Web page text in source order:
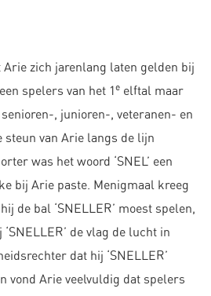
zich jarenlang laten gelden bij
spelers van het 1 e elftal maar
, junioren-, veteranen- en
steun van Arie langs de lijn
was het woord ‘SNEL’ een
bij Arie paste. Menigmaal kreeg
de bal ‘SNELLER’ moest spelen,
de vlag de lucht in
dat hij ‘SNELLER’
vond Arie veelvuldig dat spelers